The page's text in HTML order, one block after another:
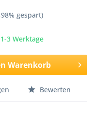
gespart)
3 Werktage
Warenkorb
Bewerten